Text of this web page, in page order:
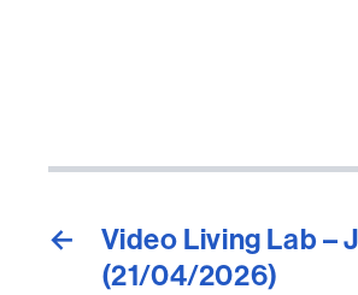
←
Video Living Lab –
(21/04/2026)